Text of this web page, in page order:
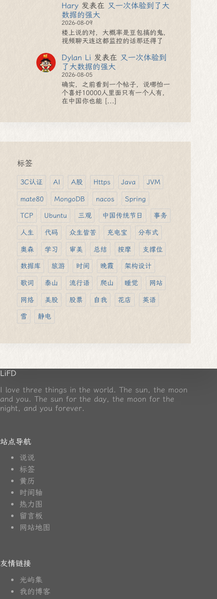
Hary 发表在 又一次体验到了大
数据的强大
2026-08-09
楼上说的对，大概率是豆包搞的鬼，
视频聊天连这都监控的话那还得了
Dylan Li 发表在 又一次体验到
了大数据的强大
2026-08-05
确实，之前看到一个帖子，说哪怕一
个喜好10000人里面只有一个人有，
在中国你也能 [...]
标签
3C认证 AI A股 Https Java JVM
mate80 MongoDB nacos Spring
TCP Ubuntu 三观 中国传统节日 事务
人生 代码 众生皆苦 充电宝 分布式
奥森 学习 审美 总结 按摩 支撑位
数据库 旅游 时间 晚霞 架构设计
歌词 泰山 流行语 爬山 睡觉 网站
网络 美股 股票 自我 花店 英语
雪 静电
LiFD
I love three things in the world. The sun, the moon
and you. The sun for the day, the moon for the
night, and you forever.
站点导航
说说
标签
黄历
时间轴
热力图
留言板
网站地图
友情链接
光屿集
我的博客